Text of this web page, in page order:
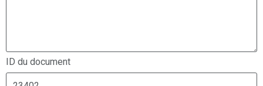
ID du document